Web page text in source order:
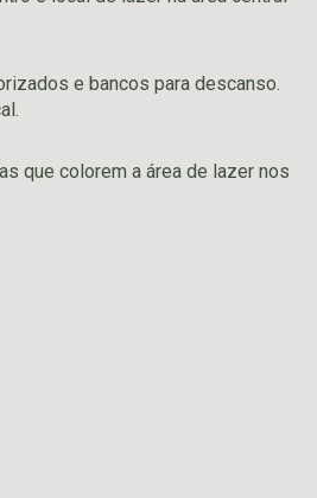
e bancos para descanso.
que colorem a área de lazer nos